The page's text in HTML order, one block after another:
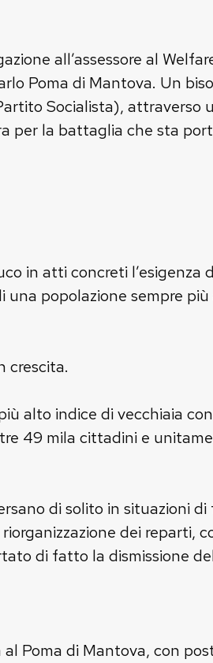
all’assessore al
Poma di Mantova. Un
Socialista), attraverso
per la battaglia che sta
in atti concreti l’esigenza
popolazione sempre più
crescita.
alto indice di vecchiaia
49 mila cittadini e
di solito in situazioni
dei reparti,
di fatto la dismissione
Poma di Mantova, con